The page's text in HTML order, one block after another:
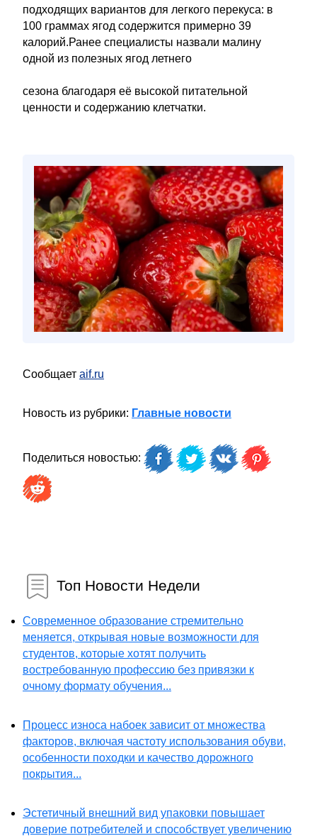
подходящих вариантов для легкого перекуса: в
100 граммах ягод содержится примерно 39
калорий.Ранее специалисты назвали малину
одной из полезных ягод летнего
сезона благодаря её высокой питательной
ценности и содержанию клетчатки.
Сообщает aif.ru
Новость из рубрики: Главные новости
Поделиться новостью:
Топ Новости Недели
Современное образование стремительно
меняется, открывая новые возможности для
студентов, которые хотят получить
востребованную профессию без привязки к
очному формату обучения...
Процесс износа набоек зависит от множества
факторов, включая частоту использования обуви,
особенности походки и качество дорожного
покрытия...
Эстетичный внешний вид упаковки повышает
доверие потребителей и способствует увеличению